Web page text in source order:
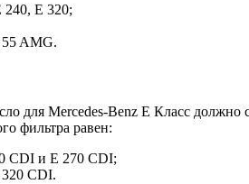
240, E 320;
55 AMG.
для Mercedes-Benz E Класс
фильтра равен:
CDI и E 270 CDI;
320 CDI.